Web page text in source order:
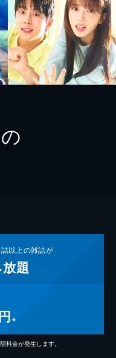
誌以上の雑誌が
題
円 ※
料金が発生します。